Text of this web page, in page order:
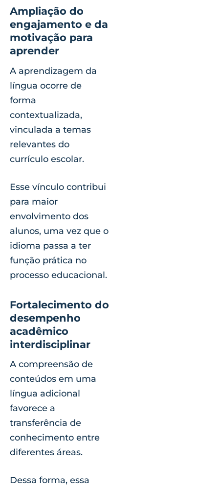
Ampliação do
engajamento e da
motivação para
aprender
A aprendizagem da
língua ocorre de
forma
contextualizada,
vinculada a temas
relevantes do
currículo escolar.
Esse vínculo contribui
para maior
envolvimento dos
alunos, uma vez que o
idioma passa a ter
função prática no
processo educacional.
Fortalecimento do
desempenho
acadêmico
interdisciplinar
A compreensão de
conteúdos em uma
língua adicional
favorece a
transferência de
conhecimento entre
diferentes áreas.
Dessa forma, essa